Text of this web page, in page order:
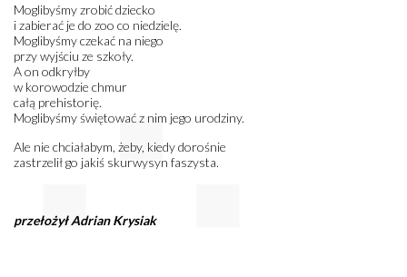
Moglibyśmy zrobić dziecko
i zabierać je do zoo co niedzielę.
Moglibyśmy czekać na niego
przy wyjściu ze szkoły.
A on odkryłby
w korowodzie chmur
całą prehistorię.
Moglibyśmy świętować z nim jego urodziny.
Ale nie chciałabym, żeby, kiedy dorośnie
zastrzelił go jakiś skurwysyn faszysta.
przełożył Adrian Krysiak